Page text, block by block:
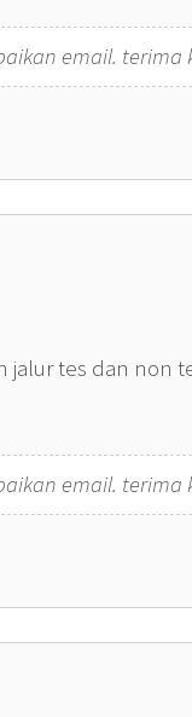
email. terima
tes dan non
email. terima